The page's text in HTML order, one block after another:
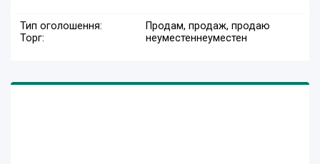
Тип оголошення:
Продам, продаж, продаю
Торг:
неуместеннеуместен